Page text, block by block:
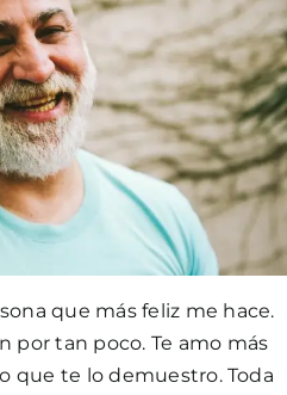
que más feliz me hace.
por tan poco. Te amo más
que te lo demuestro. Toda